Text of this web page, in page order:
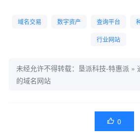
域名交易 数字资产 查询平台
行业网站
未经允许不得转载： 垦派科技-特惠派 »
的域名网站
 0